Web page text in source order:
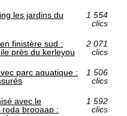
les jardins du
1 554
clics
finistère sud :
près du kerleyou
2 071
clics
parc aquatique :
1 506
clics
avec le
brooaap :
1 592
clics